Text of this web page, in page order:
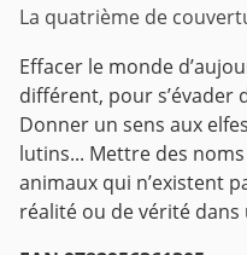
La quatrième de
Effacer le monde
différent, pour s’évader
Donner un sens aux
lutins... Mettre des
animaux qui n’existent
réalité ou de vérité dans